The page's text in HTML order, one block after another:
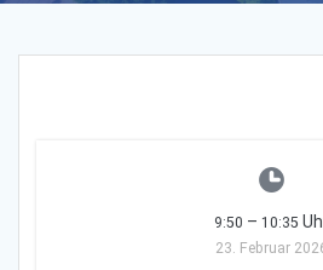
9:50 – 10:35
23. Februar